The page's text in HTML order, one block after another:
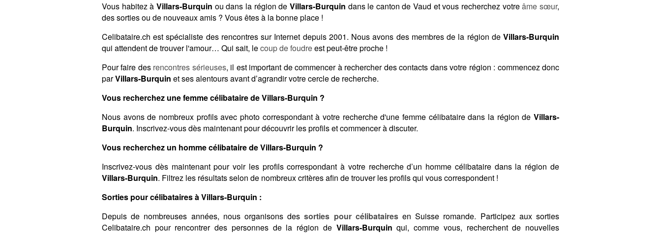
Vous habitez à Villars-Burquin ou dans la région de Villars-Burquin dans le canton de Vaud et vous recherchez votreâme sœur,
des sorties ou de nouveaux amis ? Vous êtes à la bonne place !
Celibataire.ch est spécialiste des rencontres sur Internet depuis 2001. Nous avons des membres de la région de Villars-Burquin
qui attendent de trouver l'amour… Qui sait, lecoup de foudreest peut-être proche !
Pour faire des rencontres sérieuses, il est important de commencer à rechercher des contacts dans votre région : commencez donc
parVillars-Burquin et ses alentours avant d’agrandir votre cercle de recherche.
Vous recherchez une femme célibataire de Villars-Burquin ?
Nous avons de nombreux profils avec photo correspondant à votre recherche d'une femme célibataire dans la région de Villars-
Burquin. Inscrivez-vous dès maintenant pour découvrir les profils et commencer à discuter.
Vous recherchez un homme célibataire de Villars-Burquin ?
Inscrivez-vous dès maintenant pour voir les profils correspondant à votre recherche d’un homme célibataire dans la région de
Villars-Burquin. Filtrez les résultats selon de nombreux critères afin de trouver les profils qui vous correspondent !
Sorties pour célibataires à Villars-Burquin :
Depuis de nombreuses années, nous organisons dessorties pour célibatairesen Suisse romande. Participez aux sorties
Celibataire.ch pour rencontrer des personnes de la région de Villars-Burquin qui, comme vous, recherchent de nouvelles